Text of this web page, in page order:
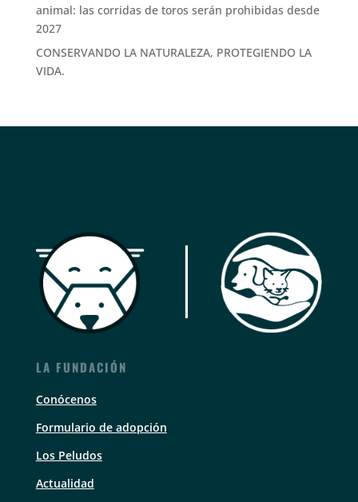
animal: las corridas de toros serán prohibidas desde
2027
CONSERVANDO LA NATURALEZA, PROTEGIENDO LA
VIDA.
LA FUNDACIÓN
Conócenos
Formulario de adopción
Los Peludos
Actualidad